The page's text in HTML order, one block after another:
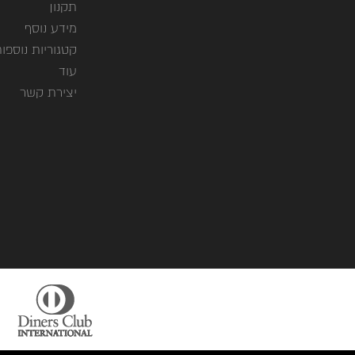
תקנון
מידע נוסף
קטגוריות
עוד
יצירת קשר